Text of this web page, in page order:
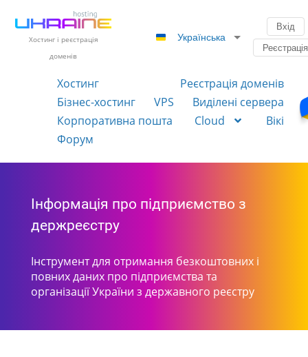
Хостинг і реєстрація
доменів
Українська
Вхід
Реєстрація
Хостинг
Реєстрація доменів
Бізнес-хостинг
VPS
Виділені сервера
Корпоративна пошта
Cloud
Вікі
Форум
Інформація про підприємство з
держреєстру
Інструмент для отримання безкоштовних і
повних даних про підприємства та
організації України з державного реєстру